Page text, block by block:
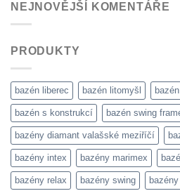
NEJNOVĚJŠÍ KOMENTÁŘE
PRODUKTY
bazén liberec bazén litomyšl
bazén s konstrukcí bazén swing
bazény diamant valašské meziříčí
bazény intex bazény marimex
bazény relax bazény swing